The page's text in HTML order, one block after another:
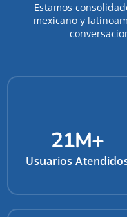
Estamos
mexicano y
Usuarios
21M+